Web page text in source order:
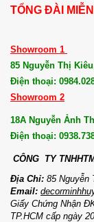
TỔNG ĐÀI
Showroom 1
85 Nguyễn Thị
Điện thoại:
Showroom 2
18A Nguyễn Ảnh
Điện thoại:
CÔNG TY
Địa Chỉ: 85 Nguyễn
Email:
Giấy Chứng Nhận
TP.HCM cấp ngày